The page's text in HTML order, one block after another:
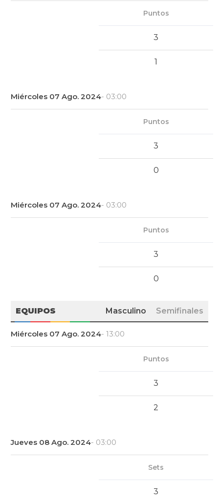
Puntos
3
1
Miércoles 07 Ago. 2024- 03:00
Puntos
3
0
Miércoles 07 Ago. 2024- 03:00
Puntos
3
0
EQUIPOS Masculino Semifinales
Miércoles 07 Ago. 2024- 13:00
Puntos
3
2
Jueves 08 Ago. 2024- 03:00
Sets
3